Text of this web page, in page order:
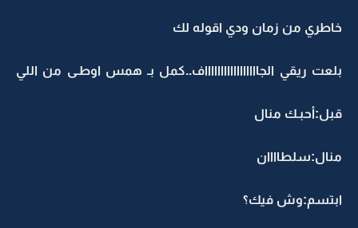
خاطري من زمان ودي اقوله لك
بلعت ريقي الجاااااااااااااااااف..كمل بـ همس اوطـى من اللي
قبل:أحبـك منال
منال:سلطاااان
ابتسم:وش فيك؟